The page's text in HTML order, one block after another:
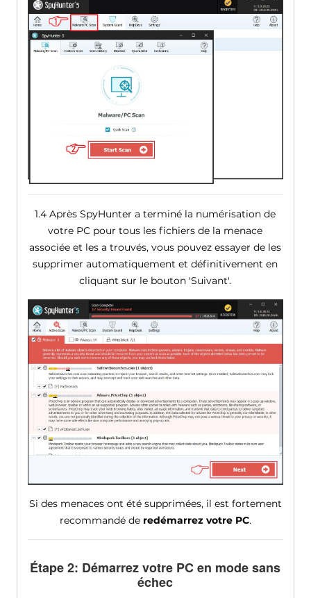
1.4 Après SpyHunter a terminé la numérisation de
votre PC pour tous les fichiers de la menace
associée et les a trouvés, vous pouvez essayer de les
supprimer automatiquement et définitivement en
cliquant sur le bouton 'Suivant'.
Si des menaces ont été supprimées, il est fortement
recommandé de redémarrez votre PC.
Étape 2: Démarrez votre PC en mode sans
échec